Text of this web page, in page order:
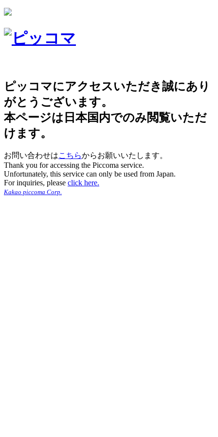
ピッコマにアクセスいただき誠にあり
がとうございます。
本ページは日本国内でのみ閲覧いただ
けます。
お問い合わせはこちらからお願いいたします。
Thank you for accessing the Piccoma service.
Unfortunately, this service can only be used from Japan.
For inquiries, please click here.
Kakao piccoma Corp.